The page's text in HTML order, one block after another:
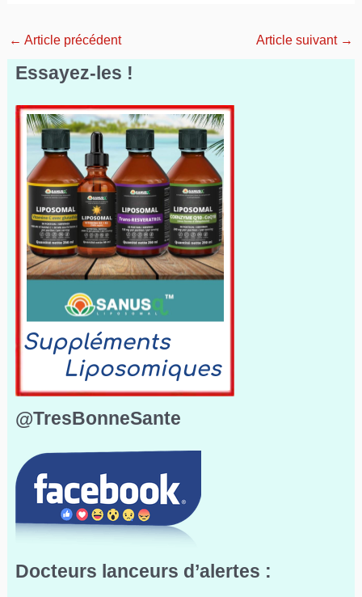
← Article précédent Article suivant →
Essayez-les !
@TresBonneSante
Docteurs lanceurs d’alertes :